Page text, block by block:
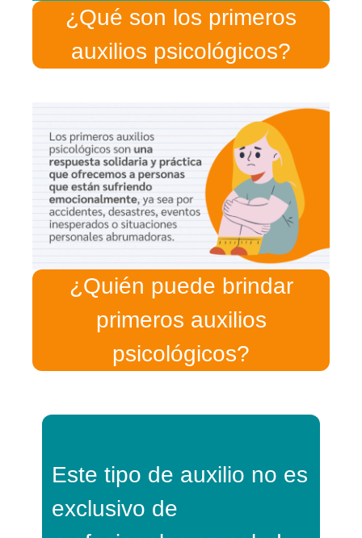
¿Qué son los primeros
auxilios psicológicos?
¿Quién puede brindar
primeros auxilios
psicológicos?
Este tipo de auxilio no es
exclusivo de